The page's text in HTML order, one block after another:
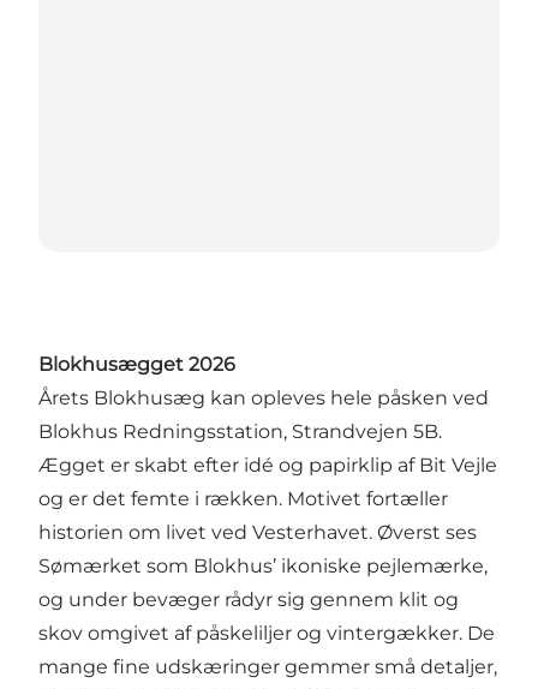
Blokhusægget 2026
Årets Blokhusæg kan opleves hele påsken ved
Blokhus Redningsstation, Strandvejen 5B.
Ægget er skabt efter idé og papirklip af Bit Vejle
og er det femte i rækken. Motivet fortæller
historien om livet ved Vesterhavet. Øverst ses
Sømærket som Blokhus’ ikoniske pejlemærke,
og under bevæger rådyr sig gennem klit og
skov omgivet af påskeliljer og vintergækker. De
mange fine udskæringer gemmer små detaljer,